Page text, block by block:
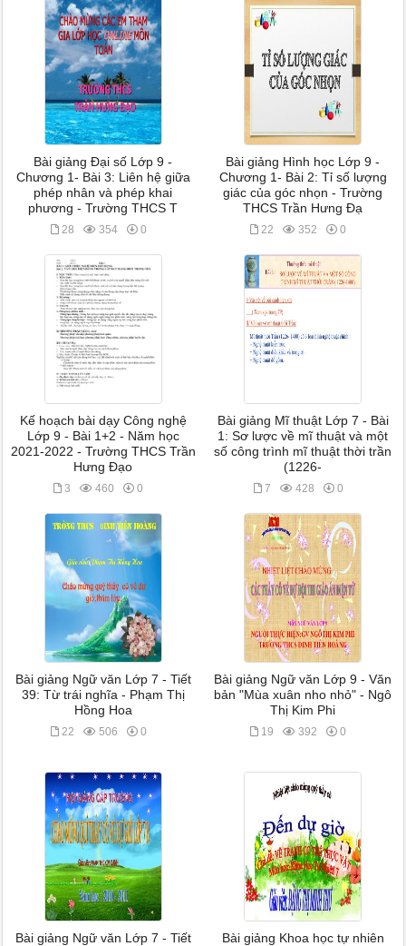
Bài giảng Đại số Lớp 9 -
Chương 1- Bài 3: Liên hệ giữa
phép nhân và phép khai
phương - Trường THCS T
28 354 0
Bài giảng Hình học Lớp 9 -
Chương 1- Bài 2: Tỉ số lượng
giác của góc nhọn - Trường
THCS Trần Hưng Đạ
22 352 0
Kế hoạch bài dạy Công nghệ
Lớp 9 - Bài 1+2 - Năm học
2021-2022 - Trường THCS Trần
Hưng Đạo
3 460 0
Bài giảng Mĩ thuật Lớp 7 - Bài
1: Sơ lược về mĩ thuật và một
số công trình mĩ thuật thời trần
(1226-
7 428 0
Bài giảng Ngữ văn Lớp 7 - Tiết
39: Từ trái nghĩa - Phạm Thị
Hồng Hoa
22 506 0
Bài giảng Ngữ văn Lớp 9 - Văn
bản "Mùa xuân nho nhỏ" - Ngô
Thị Kim Phi
19 392 0
Bài giảng Ngữ văn Lớp 7 - Tiết
Bài giảng Khoa học tự nhiên